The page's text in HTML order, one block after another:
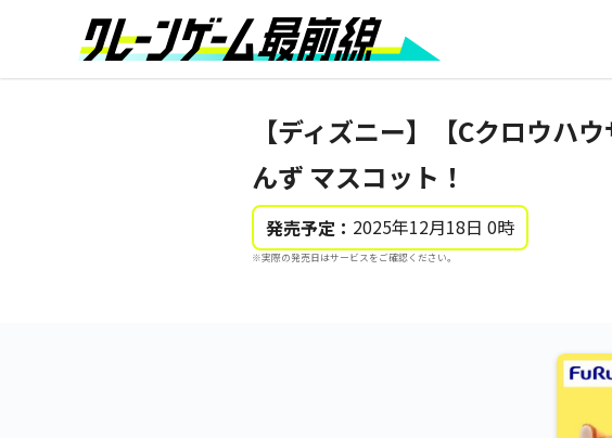
【ディズニー】【Cクロウハ
んず マスコット！
発売予定： 2025年12月18日 0時
※実際の発売日はサービスをご確認ください。